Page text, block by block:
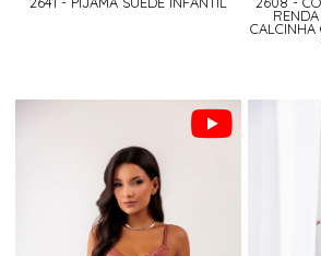
CALCINHA